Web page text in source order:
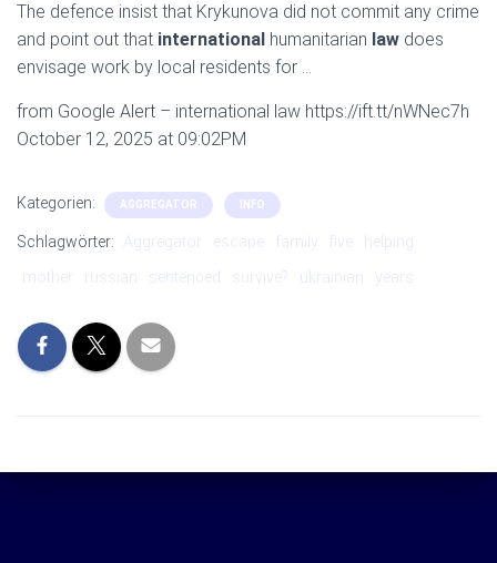
T
The defence insist that Krykunova did not commit any crime
and point out that international humanitarian law does
envisage work by local residents for …
from Google Alert – international law https://ift.tt/nWNec7h
October 12, 2025 at 09:02PM
Kategorien: AGGREGATOR INFO
Schlagwörter: Aggregator escape family
helping
mother
russian sentenced survive? ukrainian years